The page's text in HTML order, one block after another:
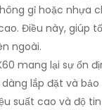
gỉ hoặc nhựa
Điều này, giúp
ngoài.
mang lại sự ổn
lắp đặt và
suất cao và độ